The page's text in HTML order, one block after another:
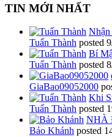
TIN MỚI NHẤT
Tuấn Thành posted
Bí
Tuấn Thành posted
GiaBao09052000
Khi
Tuấn Thành posted
NHÀ
Bảo Khánh posted